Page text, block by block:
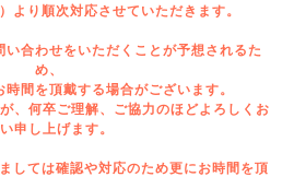
より順次対応させていただきます。
合わせをいただくことが予想されるた
め、
間を頂戴する場合がございます。
、何卒ご理解、ご協力のほどよろしくお
申し上げます。
しては確認や対応のため更にお時間を頂